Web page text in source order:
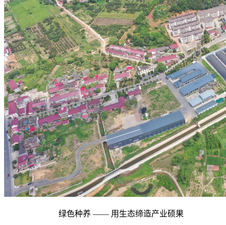
绿色种养 —— 用生态缔造产业硕果